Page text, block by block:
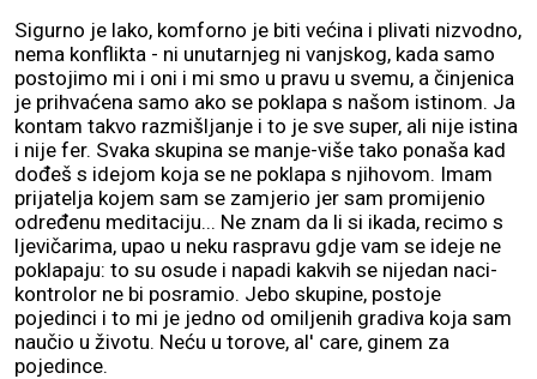
Sigurno je lako, komforno je biti većina i plivati nizvodno,
nema konflikta - ni unutarnjeg ni vanjskog, kada samo
postojimo mi i oni i mi smo u pravu u svemu, a činjenica
je prihvaćena samo ako se poklapa s našom istinom. Ja
kontam takvo razmišljanje i to je sve super, ali nije istina
i nije fer. Svaka skupina se manje-više tako ponaša kad
dođeš s idejom koja se ne poklapa s njihovom. Imam
prijatelja kojem sam se zamjerio jer sam promijenio
određenu meditaciju... Ne znam da li si ikada, recimo s
ljevičarima, upao u neku raspravu gdje vam se ideje ne
poklapaju: to su osude i napadi kakvih se nijedan naci-
kontrolor ne bi posramio. Jebo skupine, postoje
pojedinci i to mi je jedno od omiljenih gradiva koja sam
naučio u životu. Neću u torove, al' care, ginem za
pojedince.